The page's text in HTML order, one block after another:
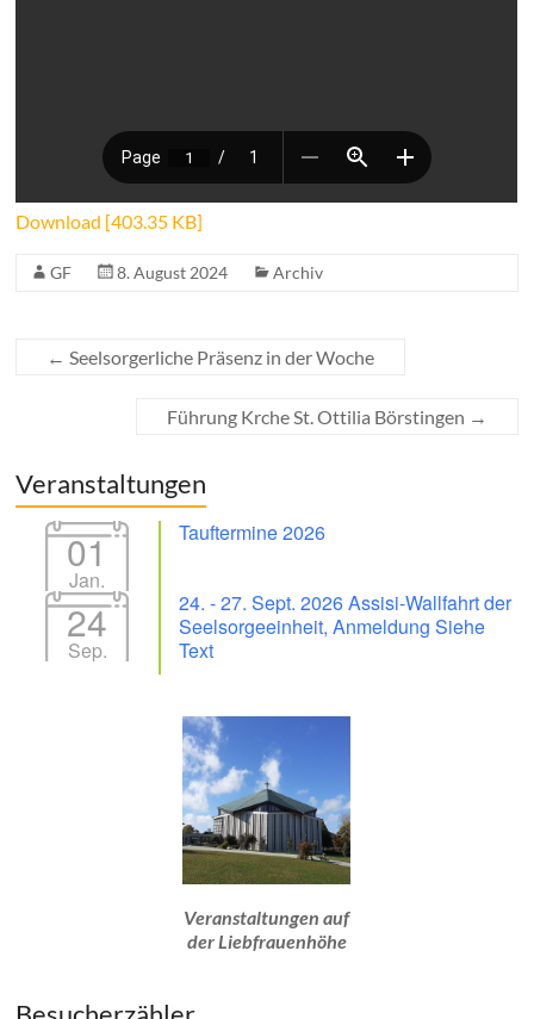
Download [403.35 KB]
GF 8. August 2024 Archiv
← Seelsorgerliche Präsenz in der Woche
Führung Krche St. Ottilia Börstingen →
Veranstaltungen
01
Jan.
Tauftermine 2026
24
Sep.
24. - 27. Sept. 2026 Assisi-Wallfahrt der
Seelsorgeeinheit, Anmeldung Siehe
Text
Veranstaltungen auf
der Liebfrauenhöhe